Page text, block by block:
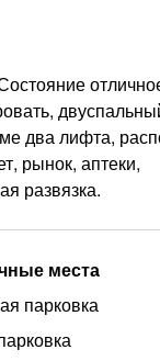
два лифта,
рынок, аптеки,
развязка.
места
парковка